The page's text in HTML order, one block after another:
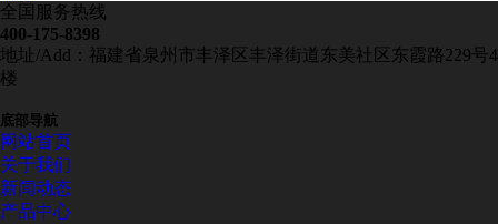
全国服务热线
400-175-8398
地址/Add：福建省泉州市丰泽区丰泽街道东美社区东霞路229号4
楼
底部导航
网站首页
关于我们
新闻动态
产品中心